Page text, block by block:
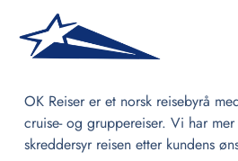
OK Reiser er et norsk reisebyrå
cruise- og gruppereiser. Vi har
skreddersyr reisen etter kundens